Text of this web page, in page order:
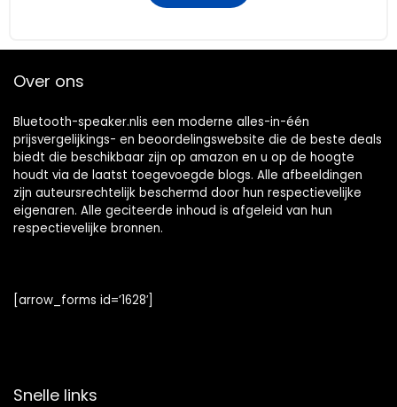
Over ons
Bluetooth-speaker.nlis een moderne alles-in-één
prijsvergelijkings- en beoordelingswebsite die de beste deals
biedt die beschikbaar zijn op amazon en u op de hoogte
houdt via de laatst toegevoegde blogs. Alle afbeeldingen
zijn auteursrechtelijk beschermd door hun respectievelijke
eigenaren. Alle geciteerde inhoud is afgeleid van hun
respectievelijke bronnen.
[arrow_forms id=’1628′]
Snelle links